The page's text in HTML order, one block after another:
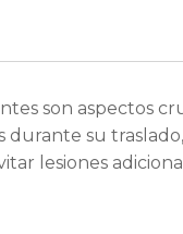
son aspectos
durante su
lesiones